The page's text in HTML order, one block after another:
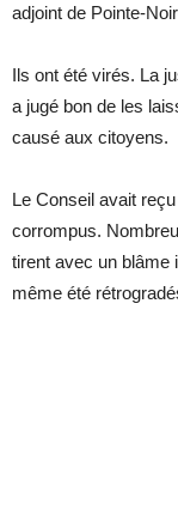
adjoint de Pointe-
Ils ont été virés. La
a jugé bon de les
causé aux citoyens.
Le Conseil avait
corrompus.
tirent avec un blâme
même été